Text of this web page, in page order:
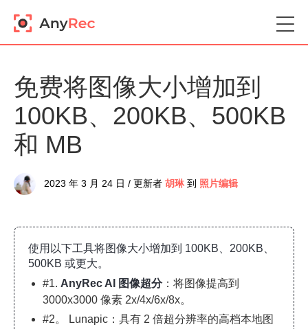
免费将图像大小增加到
100KB、200KB、500KB
和 MB
2023 年 3 月 24 日 / 更新者 胡琳 到 照片编辑
使用以下工具将图像大小增加到 100KB、200KB、
500KB 或更大。
#1. AnyRec AI 图像超分：将图像提高到
3000x3000 像素 2x/4x/6x/8x。
#2。 Lunapic：具有 2 倍超分辨率的高档本地图